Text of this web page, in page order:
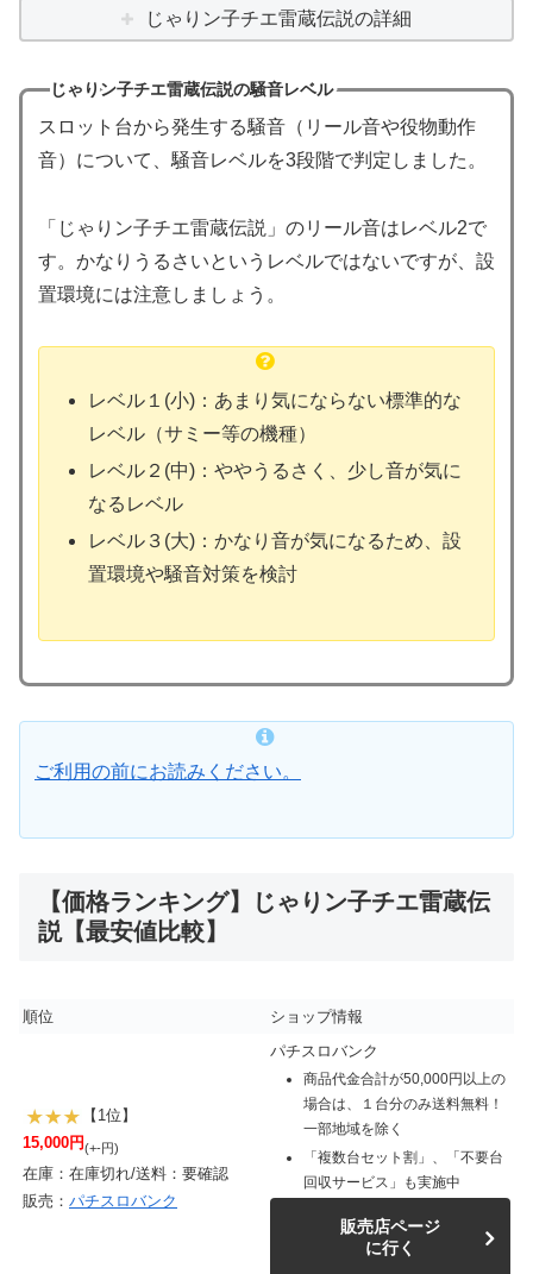
じゃりン子チエ雷蔵伝説の詳細
じゃりン子チエ雷蔵伝説の騒音レベル
スロット台から発生する騒音（リール音や役物動作
音）について、騒音レベルを3段階で判定しました。
「じゃりン子チエ雷蔵伝説」のリール音はレベル2で
す。かなりうるさいというレベルではないですが、設
置環境には注意しましょう。
レベル１(小)：あまり気にならない標準的な
レベル（サミー等の機種）
レベル２(中)：ややうるさく、少し音が気に
なるレベル
レベル３(大)：かなり音が気になるため、設
置環境や騒音対策を検討
ご利用の前にお読みください。
【価格ランキング】じゃりン子チエ雷蔵伝
説【最安値比較】
順位 ショップ情報
【1位】
15,000円(+-円)
在庫：在庫切れ/送料：要確認
販売： パチスロバンク
パチスロバンク
商品代金合計が50,000円以上の
場合は、１台分のみ送料無料！
一部地域を除く
「複数台セット割」、「不要台
回収サービス」も実施中
販売店ページ
に行く